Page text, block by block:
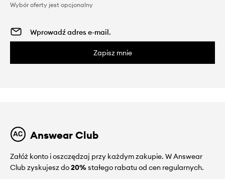
Wybór oferty jest opcjonalny
Zapisz mnie
Answear Club
Załóż konto i oszczędzaj przy każdym zakupie. W Answear
Club zyskujesz do20%stałego rabatu od cen regularnych.